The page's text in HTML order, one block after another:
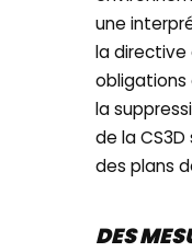
une
la directive
obligations
la
de la CS3D
des plans
DES